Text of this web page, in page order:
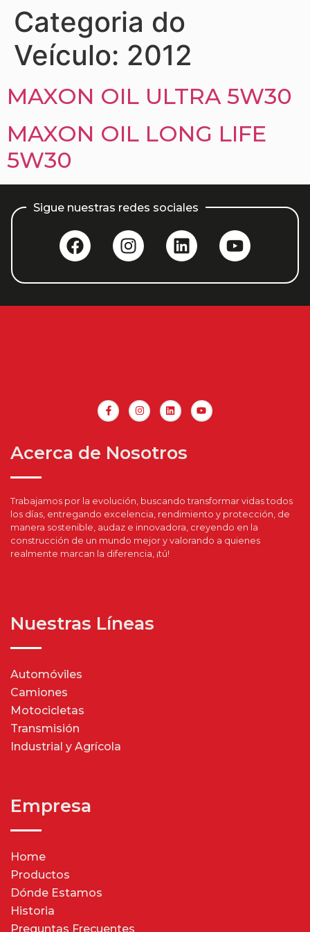
Categoria do
Veículo: 2012
MAXON OIL ULTRA 5W30
MAXON OIL LONG LIFE
5W30
Sigue nuestras redes sociales
Acerca de Nosotros
Trabajamos por la evolución, buscando transformar vidas todos
los días, entregando excelencia, rendimiento y protección, de
manera sostenible, audaz e innovadora, creyendo en la
construcción de un mundo mejor y valorando a quienes
realmente marcan la diferencia, ¡tú!
Nuestras Líneas
Automóviles
Camiones
Motocicletas
Transmisión
Industrial y Agrícola
Empresa
Home
Productos
Dónde Estamos
Historia
Preguntas Frecuentes